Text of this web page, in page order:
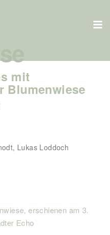
mit
Blumenwiese
Lukas Loddoch
erschienen am 3.
Echo